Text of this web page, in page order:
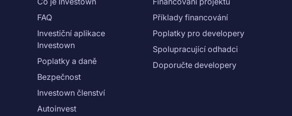
FAQ
Investiční aplikace
Investown
Poplatky a daně
Bezpečnost
Investown členství
Autoinvest
Příklady financování
Poplatky pro developery
Spolupracující odhadci
Doporučte developery